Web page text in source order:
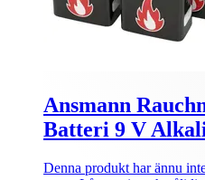
Ansmann
Batteri 9 V
Denna produkt har ännu